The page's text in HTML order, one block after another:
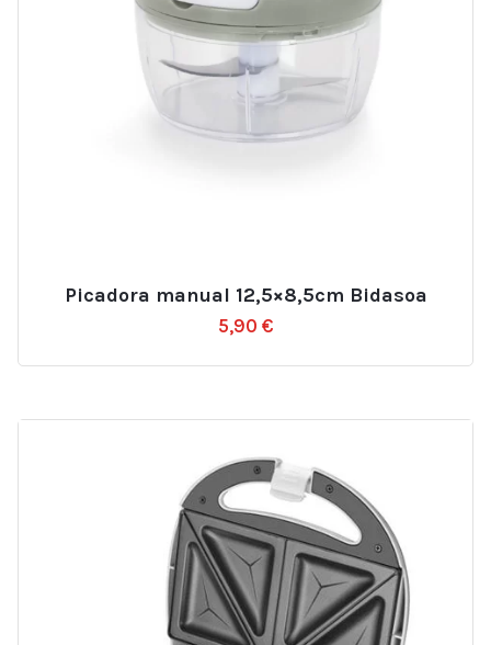
Picadora manual 12,5×8,5cm Bidasoa
5,90 €